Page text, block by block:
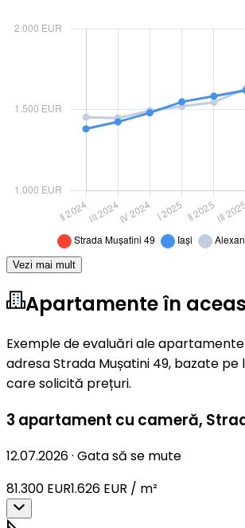
Vezi mai mult
Apartamente în
Exemple de evaluări ale
adresa Strada Mușatini 49, bazate pe
care solicită prețuri.
3 apartament cu cameră,
12.07.2026· Gata să se mute
81.300 EUR1.626 EUR / m²